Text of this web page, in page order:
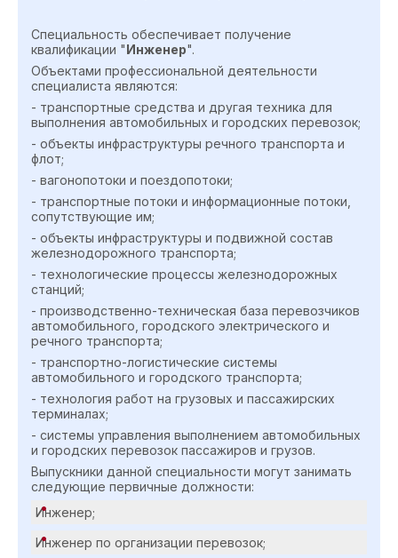
Специальность обеспечивает получение
квалификации "Инженер".
Объектами профессиональной деятельности
специалиста являются:
- транспортные средства и другая техника для
выполнения автомобильных и городских перевозок;
- объекты инфраструктуры речного транспорта и
флот;
- вагонопотоки и поездопотоки;
- транспортные потоки и информационные потоки,
сопутствующие им;
- объекты инфраструктуры и подвижной состав
железнодорожного транспорта;
- технологические процессы железнодорожных
станций;
- производственно-техническая база перевозчиков
автомобильного, городского электрического и
речного транспорта;
- транспортно-логистические системы
автомобильного и городского транспорта;
- технология работ на грузовых и пассажирских
терминалах;
- системы управления выполнением автомобильных
и городских перевозок пассажиров и грузов.
Выпускники данной специальности могут занимать
следующие первичные должности:
Инженер;
Инженер по организации перевозок;